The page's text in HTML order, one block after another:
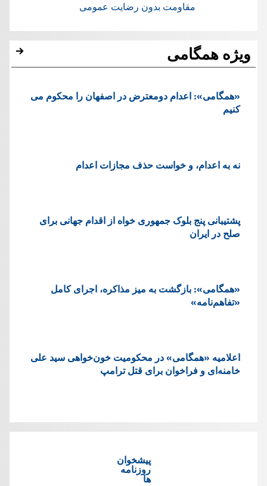
مقاومت بدون رضایت عمومی
ویژه همگامی
«همگامی»: اعدام دومعترض در اصفهان را محکوم می
کنیم
نه به اعدام، و خواست حذف مجازات اعدام
پشتيبانی پنج بلوک جمهوری خواه از اقدام جهانی برای
صلح در ایران
«همگامی»: بازگشت به میز مذاکره، اجرای کامل
«تفاهم‌نامه»
اعلامیه «همگامی» در محکومیت خون‌خواهی سید علی
خامنه‌ای و فراخوان برای قتل ترامپ
پیشخوان
روزنامه
ها